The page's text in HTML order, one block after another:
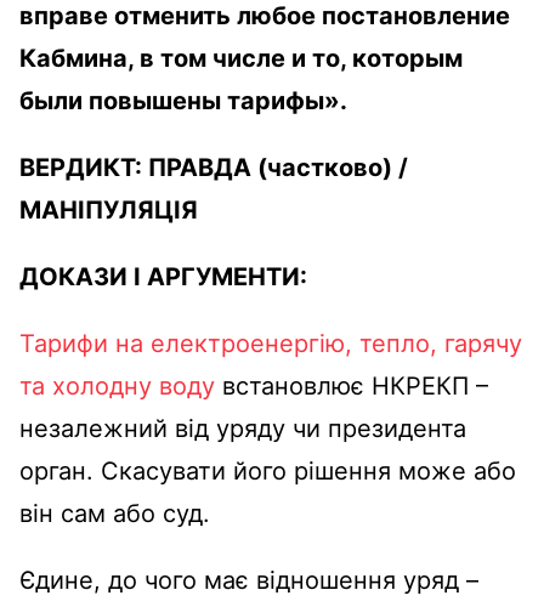
вправе отменить любое постановление
Кабмина, в том числе и то, которым
были повышены тарифы».
ВЕРДИКТ: ПРАВДА (частково) /
МАНІПУЛЯЦІЯ
ДОКАЗИ І АРГУМЕНТИ:
Тарифи на електроенергію, тепло, гарячу
та холодну воду встановлює НКРЕКП –
незалежний від уряду чи президента
орган. Скасувати його рішення може або
він сам або суд.
Єдине, до чого має відношення уряд –